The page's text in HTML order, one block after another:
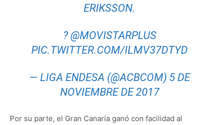
ERIKSSON.
?@MOVISTARPLUS
PIC.TWITTER.COM/ILMV37DTYD
— LIGA ENDESA (@ACBCOM) 5 DE
NOVIEMBRE DE 2017
Por su parte, el Gran Canaria ganó con facilidad al